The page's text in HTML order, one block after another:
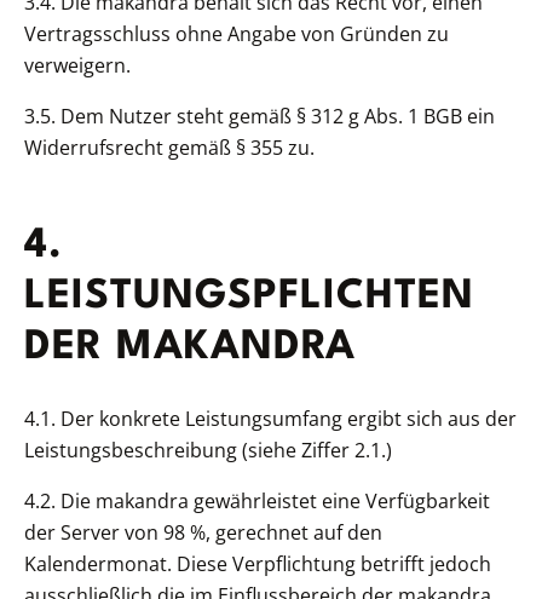
Vertragsschluss ohne Angabe von Gründen zu
verweigern.
3.5. Dem Nutzer steht gemäß § 312 g Abs. 1 BGB ein
Widerrufsrecht gemäß § 355 zu.
4.
LEISTUNGSPFLICHTEN
DER MAKANDRA
4.1. Der konkrete Leistungsumfang ergibt sich aus der
Leistungsbeschreibung (siehe Ziffer 2.1.)
4.2. Die makandra gewährleistet eine Verfügbarkeit
der Server von 98 %, gerechnet auf den
Kalendermonat. Diese Verpflichtung betrifft jedoch